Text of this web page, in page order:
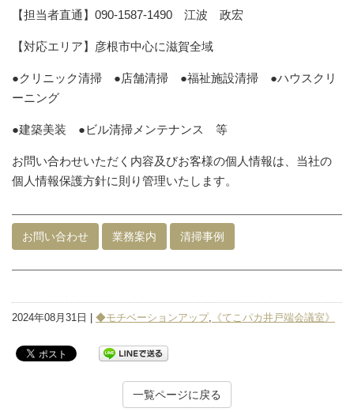
【担当者直通】090-1587-1490 江波 政宏
【対応エリア】彦根市中心に滋賀全域
●クリニック清掃 ●店舗清掃 ●福祉施設清掃 ●ハウスクリ
ーニング
●建築美装 ●ビル清掃メンテナンス 等
お問い合わせいただく内容及びお客様の個人情報は、当社の
個人情報保護方針に則り管理いたします。
お問い合わせ 業務案内 清掃事例
2024年08月31日 | ◆モチベーションアップ, 《てこパカ井戸端会議室》
一覧ページに戻る